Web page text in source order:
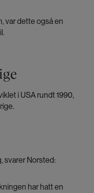
var dette også en
i USA rundt 1990,
svarer Norsted:
har hatt en